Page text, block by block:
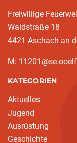
Freiwillige
Waldstraße 18
4421 Aschach an
M:
KATEGORIEN
Aktuelles
Jugend
Ausrüstung
Geschichte